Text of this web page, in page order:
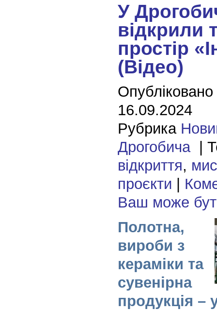
У
відкрили
простір
(Відео)
16.09.2024
Рубрика
Дрогобича|
відкриття,
проєкти
Ваш може
Полотна,
вироби з
кераміки та
сувенірна
продукція –